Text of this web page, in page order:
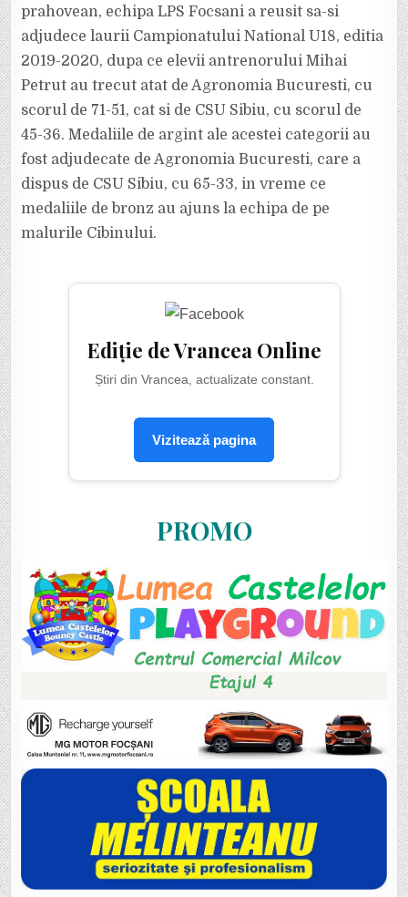
prahovean, echipa LPS Focsani a reusit sa-si
adjudece laurii Campionatului National U18, editia
2019-2020, dupa ce elevii antrenorului Mihai
Petrut au trecut atat de Agronomia Bucuresti, cu
scorul de 71-51, cat si de CSU Sibiu, cu scorul de
45-36. Medaliile de argint ale acestei categorii au
fost adjudecate de Agronomia Bucuresti, care a
dispus de CSU Sibiu, cu 65-33, in vreme ce
medaliile de bronz au ajuns la echipa de pe
malurile Cibinului.
Ediție de Vrancea Online
Știri din Vrancea, actualizate constant.
Vizitează pagina
PROMO